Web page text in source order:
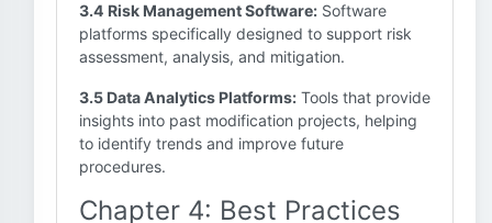
3.4 Risk Management Software: Software
platforms specifically designed to support risk
assessment, analysis, and mitigation.
3.5 Data Analytics Platforms: Tools that provide
insights into past modification projects, helping
to identify trends and improve future
procedures.
Chapter 4: Best Practices